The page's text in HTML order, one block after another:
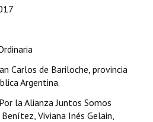
Carlos de Bariloche, provincia
Argentina.
Por la Alianza Juntos Somos
Viviana Inés Gelain,